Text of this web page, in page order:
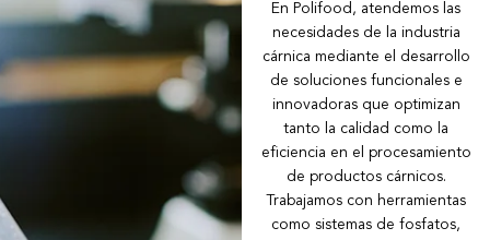
En Polifood, atendemos las
necesidades de la industria
cárnica mediante el desarrollo
de soluciones funcionales e
innovadoras que optimizan
tanto la calidad como la
eficiencia en el procesamiento
de productos cárnicos.
Trabajamos con herramientas
como sistemas de fosfatos,